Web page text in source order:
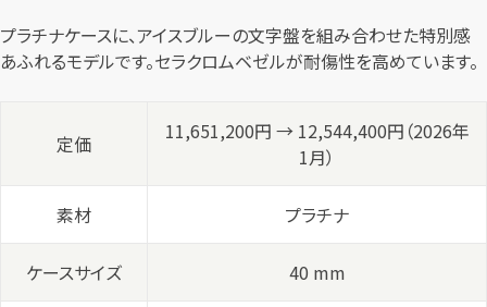
プラチナケースに、アイスブルーの文字盤を組み合わせた特別感
あふれるモデルです。セラクロムベゼルが耐傷性を高めています。
定価
11,651,200円 → 12,544,400円（2026年
1月）
素材 プラチナ
ケースサイズ 40 mm